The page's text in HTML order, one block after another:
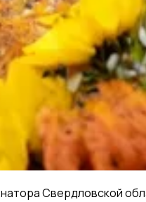
Свердловской